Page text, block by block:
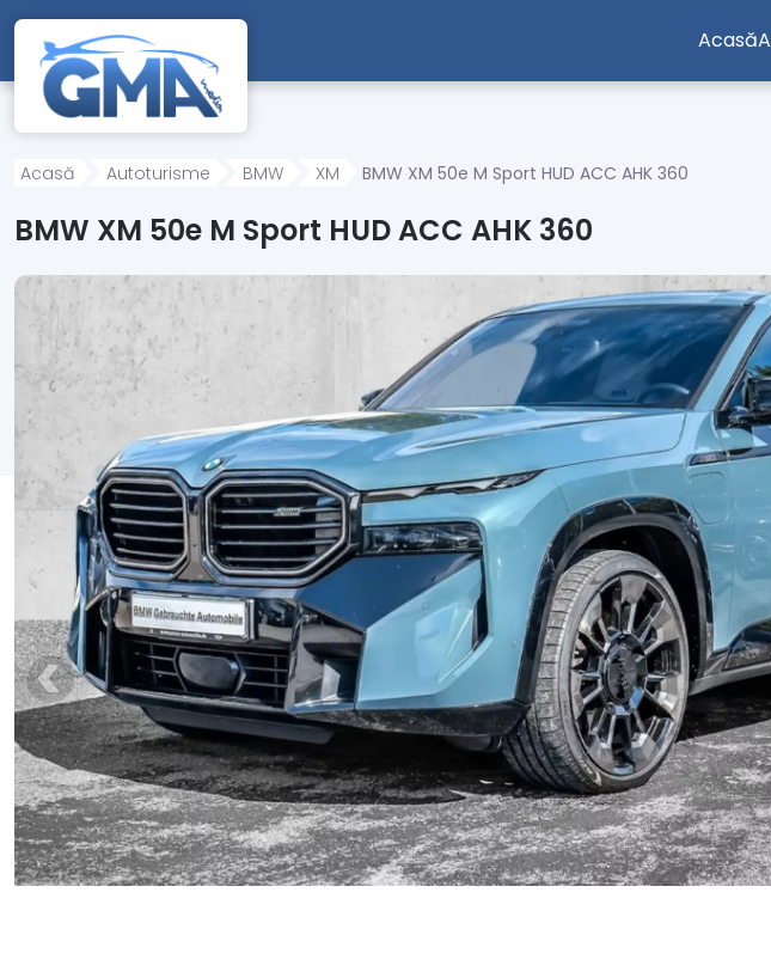
Mergi direct la conținutul principal
Acasă
Acasă Autoturisme BMW XM BMW XM 50e M Sport HUD ACC AHK 360
BMW XM 50e M Sport HUD ACC AHK 360